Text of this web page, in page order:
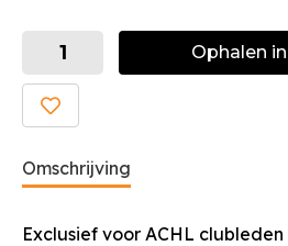
Ophalen
Omschrijving
Exclusief voor ACHL clubleden